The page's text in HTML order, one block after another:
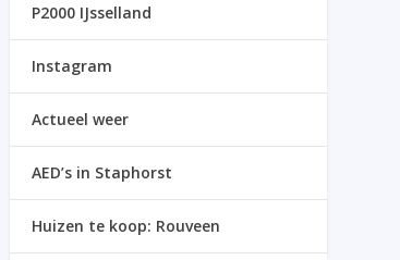
P2000 IJsselland
Instagram
Actueel weer
AED’s in Staphorst
Huizen te koop: Rouveen